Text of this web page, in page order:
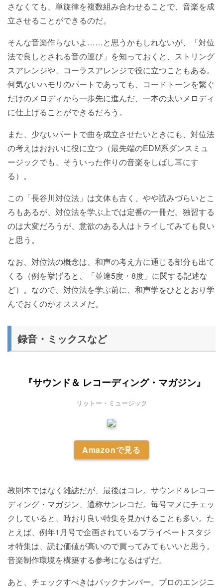
さなくても、単旋律を複数組み合わせることで、音楽を成
立させることができるのだ。
そんな音楽作らないよ……と思うかもしれないが、「対位
法で良しとされる音の運び」を知っておくと、ストリング
スアレンジや、コーラスアレンジで役に立つこともある。
何気ないハモリのパートであっても、コードトーンを繋ぐ
だけのメロディから一歩先に進んだ、一本の太いメロディ
に仕上げることができるだろう。
また、少ないパートで曲を成立させたいときにも、対位法
の考えはおおいに役に立つ（最先端のEDM系ダンスミュ
ージックでも、そういった作りの音楽をしばし耳にす
る）。
この「長谷川対位法」は文体も古く、やや読みづらいとこ
ろもあるが、対位法を学ぶ上では定番の一冊だ。独習する
のは大変だろうが、意欲のある人はトライしてみても良い
と思う。
なお、対位法の概念は、和声の考え方に通じる部分も出て
くる（例を挙げると、「並達5度・8度」に関する記述な
ど）。なので、対位法を学ぶ前に、和声学をひととおり学
んでおくのがオススメだ。
録音・ミックスなど
『サウンド＆ レコーディング・マガジン』
リットー・ミュージック
Amazonで見る
教則本ではなく雑誌だが、最後はコレ。サウンド＆レコー
ディング・マガジン、通称サンレコだ。毎号マメにチェッ
クしていると、時おり良い特集を見かけることも多い。た
とえば、例年1月号で企画されているプライベートスタジ
オ特集は、読む価値が高いので買ってみてもいいと思う。
音楽制作環境を構築する参考になるはずだ。
あと、チェックすべきはバックナンバー。プロのエンジニ